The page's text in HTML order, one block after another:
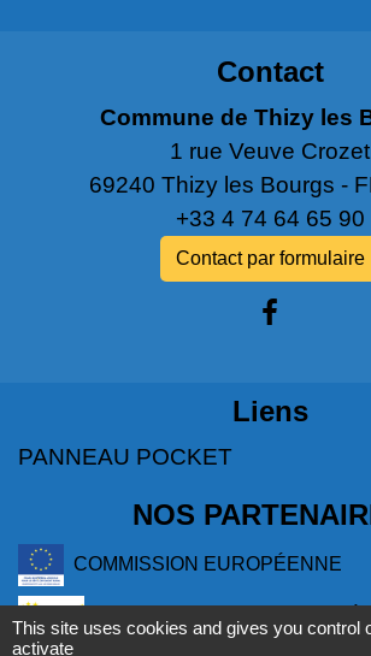
Contact
Commune de Thizy les
1 rue Veuve Crozet
69240 Thizy les Bourgs -
+33 4 74 64 65 90
Contact par formulaire
Liens
PANNEAU POCKET
NOS
COMMISSION EUROPÉENNE
This site uses cookies and gives you control
activate